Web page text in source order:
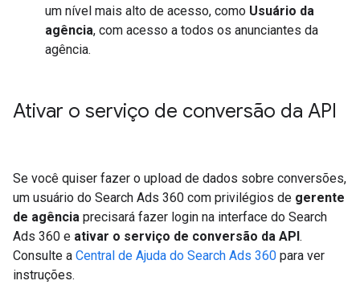
um nível mais alto de acesso, como Usuário da
agência, com acesso a todos os anunciantes da
agência.
Ativar o serviço de conversão da API
Se você quiser fazer o upload de dados sobre conversões,
um usuário do Search Ads 360 com privilégios de gerente
de agência precisará fazer login na interface do Search
Ads 360 e ativar o serviço de conversão da API.
Consulte a Central de Ajuda do Search Ads 360 para ver
instruções.